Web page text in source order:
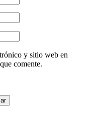
y sitio web en
comente.